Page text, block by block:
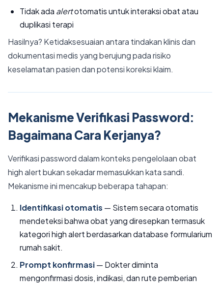
Tidak ada alertotomatis untuk interaksi obat atau
duplikasi terapi
Hasilnya? Ketidaksesuaian antara tindakan klinis dan
dokumentasi medis yang berujung pada risiko
keselamatan pasien dan potensi koreksi klaim.
Mekanisme Verifikasi Password:
Bagaimana Cara Kerjanya?
Verifikasi password dalam konteks pengelolaan obat
high alert bukan sekadar memasukkan kata sandi.
Mekanisme ini mencakup beberapa tahapan:
Identifikasi otomatis — Sistem secara otomatis
mendeteksi bahwa obat yang diresepkan termasuk
kategori high alert berdasarkan database formularium
rumah sakit.
Prompt konfirmasi— Dokter diminta
mengonfirmasi dosis, indikasi, dan rute pemberian